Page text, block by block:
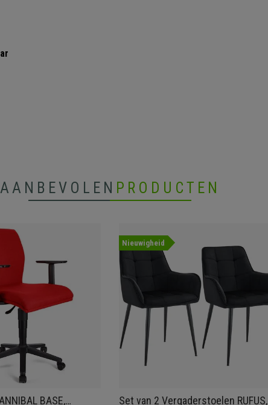
AANBEVOLEN PRODUCTEN
BASE,
Nieuwigheid
Set van 2 Vergaderstoelen RUFUS,